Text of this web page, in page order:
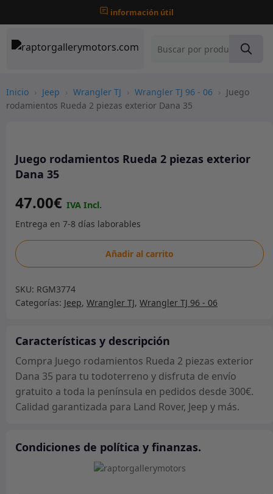
información útil
Inicio › Jeep › Wrangler TJ › Wrangler TJ 96 - 06 › Juego
rodamientos Rueda 2 piezas exterior Dana 35
Juego rodamientos Rueda 2 piezas exterior
Dana 35
47.00€
Juego
rodamientos
2
piezas
Dana
cantidad
Añadir al carrito
SKU: RGM3774
Categorías: Jeep, Wrangler TJ, Wrangler TJ 96 - 06
Características y descripción
Compra Juego rodamientos Rueda 2 piezas exterior
Dana 35 para tu todoterreno y disfruta de envío
gratuito a toda la península en pedidos desde 300€.
Calidad garantizada para Land Rover, Jeep y más.
Condiciones de política y finanzas.